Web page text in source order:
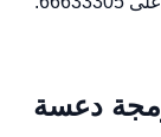
دعسة